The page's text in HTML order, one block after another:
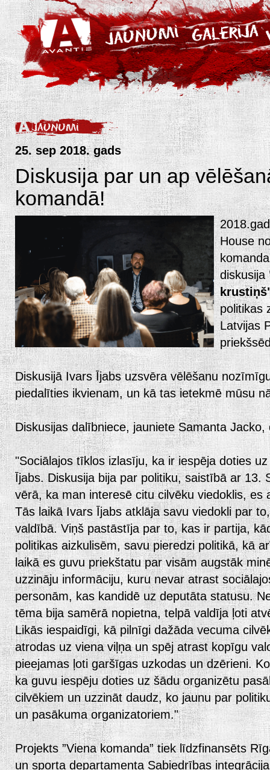
25. sep 2018. gads
Diskusija par un ap
komandā!
House
diskusija
politikas
Latvijas
Diskusijā Ivars Ījabs uzsvēra vēlēšanu
piedalīties ikvienam, un kā tas ietekmē mūsu
Diskusijas dalībniece, jauniete Samanta
"Sociālajos tīklos izlasīju, ka ir iespēja doties
Ījabs. Diskusija bija par politiku, saistībā ar 13.
vērā, ka man interesē citu cilvēku viedoklis, es
Tās laikā Ivars Ījabs atklāja savu viedokli par
valdībā. Viņš pastāstīja par to, kas ir partija,
politikas aizkulisēm, savu pieredzi politikā, kā
laikā es guvu priekštatu par visām augstāk
uzzināju informāciju, kuru nevar atrast
personām, kas kandidē uz deputāta statusu.
tēma bija samērā nopietna, telpā valdīja ļoti
Likās iespaidīgi, kā pilnīgi dažāda vecuma
atrodas uz viena viļņa un spēj atrast kopīgu
pieejamas ļoti garšīgas uzkodas un dzērieni.
ka guvu iespēju doties uz šādu organizētu
cilvēkiem un uzzināt daudz, ko jaunu par
un pasākuma organizatoriem."
Projekts ”Viena komanda” tiek līdzfinansēts
un sporta departamenta Sabiedrības